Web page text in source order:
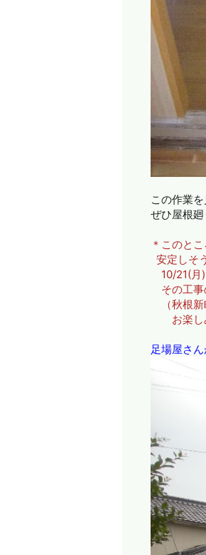
この作業
ぜひ屋根
＊このと
安定しそ
10/21(月)
その工事
（秋根新
お楽し
足場屋さ